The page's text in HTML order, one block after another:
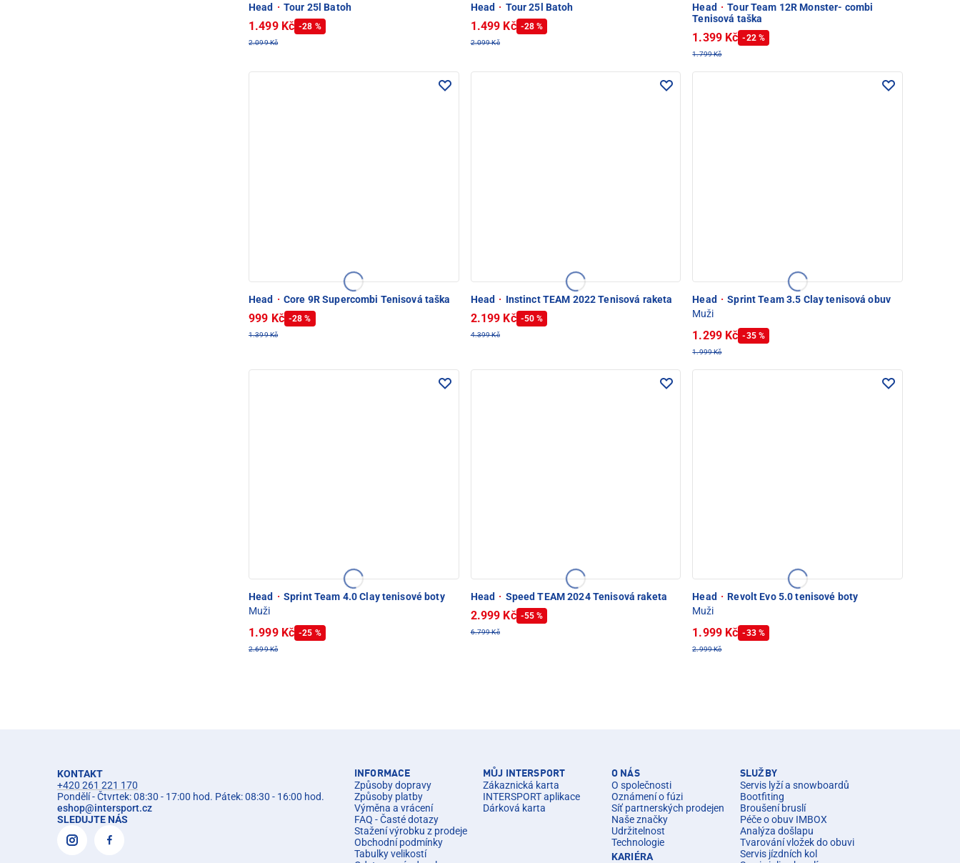
Head · Tour 25l Batoh
1.499 Kč -28 %
2.099 Kč
Head · Tour 25l Batoh
1.499 Kč -28 %
2.099 Kč
Head · Tour Team 12R Monster- combi
Tenisová taška
1.399 Kč -22 %
1.799 Kč
Head · Core 9R Supercombi Tenisová taška
999 Kč -28 %
1.399 Kč
Head · Instinct TEAM 2022 Tenisová raketa
2.199 Kč -50 %
4.399 Kč
Head · Sprint Team 3.5 Clay tenisová obuv
Muži
1.299 Kč -35 %
1.999 Kč
Head · Sprint Team 4.0 Clay tenisové boty
Muži
1.999 Kč -25 %
2.699 Kč
Head · Speed TEAM 2024 Tenisová raketa
2.999 Kč -55 %
6.799 Kč
Head · Revolt Evo 5.0 tenisové boty
Muži
1.999 Kč -33 %
2.999 Kč
KONTAKT
+420 261 221 170
Pondělí - Čtvrtek: 08:30 - 17:00 hod. Pátek: 08:30 - 16:00 hod.
eshop@intersport.cz
SLEDUJTE NÁS
INFORMACE
Způsoby dopravy
Způsoby platby
Výměna a vrácení
FAQ - Časté dotazy
Stažení výrobku z prodeje
Obchodní podmínky
Tabulky velikostí
MŮJ INTERSPORT
Zákaznická karta
INTERSPORT aplikace
Dárková karta
O NÁS
O společnosti
Oznámení o fúzi
Síť partnerských prodejen
Naše značky
Udržitelnost
Technologie
KARIÉRA
SLUŽBY
Servis lyží a snowboardů
Bootfiting
Broušení bruslí
Péče o obuv IMBOX
Analýza došlapu
Tvarování vložek do obuvi
Servis jízdních kol